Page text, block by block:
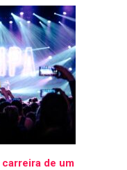
carreira de um